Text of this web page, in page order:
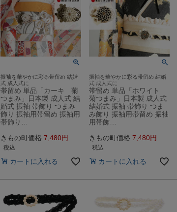
振袖を華やかに彩る帯留め 結婚
式 成人式に
帯留め 単品「カーキ 菊
つまみ」日本製 成人式 結
婚式 振袖 帯飾り つまみ
飾り 振袖用帯留め 振袖用
帯飾り…
きもの町価格 7,480
税込
カートに入れる
振袖を華やかに彩る帯留め 結婚
式 成人式に
帯留め 単品「ホワイト
菊つまみ」日本製 成人式
結婚式 振袖 帯飾り つま
み飾り 振袖用帯留め 振袖
用帯飾…
きもの町価格 7,480
税込
カートに入れる